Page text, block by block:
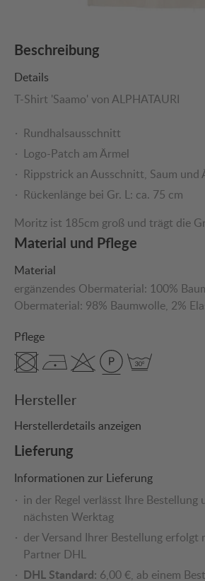
Beschreibung
Details
T-Shirt 'Saamo' von ALPHATAURI
Rundhalsausschnitt
Logo-Patch am Ärmel
Rippstrick an Ausschnitt, Saum und
Rückenlänge bei Gr. L: ca. 75 cm
Moritz ist 185cm groß und trägt die
Material und Pflege
Material
ergänzendes Obermaterial: 100%
Obermaterial: 98% Baumwolle, 2%
Pflege
Hersteller
Herstellerdetails anzeigen
Lieferung
Informationen zur Lieferung
in der Regel verlässt Ihre Bestellung
nächsten Werktag
der Versand Ihrer Bestellung erfolgt
Partner DHL
DHL Standard: 6,00 €, ab einem